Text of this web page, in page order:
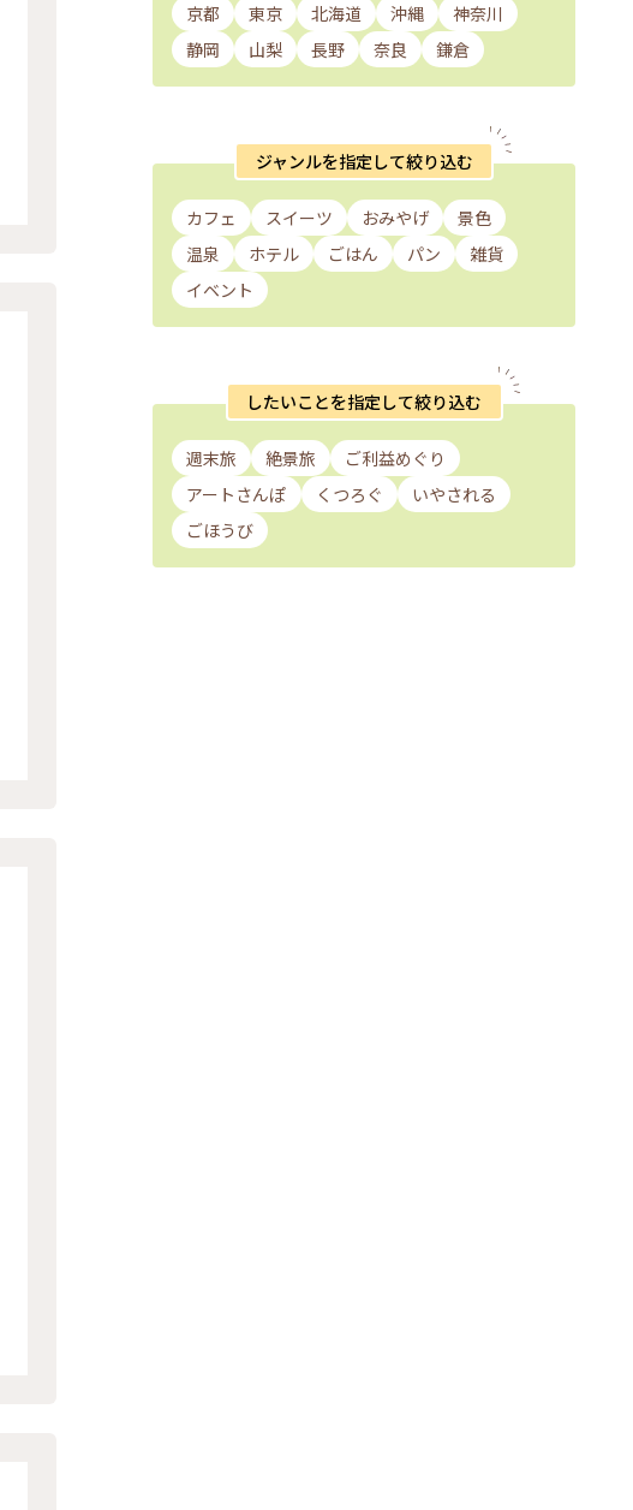
京都 東京 北海道 沖縄
神奈川
静岡
山梨 長野 奈良 鎌倉
ジャンルを指定して絞り込む
カフェ スイーツ おみやげ
景色
温泉
ホテル ごはん パン
雑貨
イベント
したいことを指定して絞り込む
週末旅 絶景旅
ご利益めぐり
アートさんぽ
くつろぐ
いやされる
ごほうび